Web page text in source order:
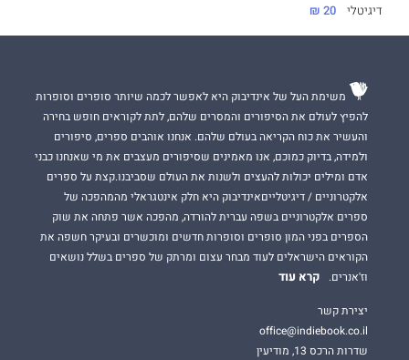
דיגיטלי 20 ₪
משימת העל של אינדיבוק היא לאפשר לכמה שיותר סופרים וסופרות
להפיץ לעולם את הסיפורים והמסרים שלהם, לתת לקוראים חופש בחירה
והעשיר את כוח הקריאה בעולם שלהם. אנחנו אוהבים ספרים, סיפורים
ולמידה, בדיוק כמוכם, אנו מאמינים שסיפורים מעצבים את מי שאנחנו כבני
אדם ומילים יכולות להעצים ולשנות את העולם שסביבנו.קצת על ספרים
אלקטרוניים / דיגיטלייםאינדיבוק היא חלק אינטגראלי מהמהפכה של
ספרים אלקטרוניים בשפה עברית להורדה, מהפכה אשר פתחה את שוק
הספרים בפני המון סופרים וסופרות חדשים ומוכשרים ובעיקר חשפה את
הקוראים הישראלים לעוד מבחר עצום ומרתק של ספרים בשלל נושאים
וז'אנרים.
קרא עוד
יצירת קשר
office@indiebook.co.il
שדרות הרכס 13, מודיעין